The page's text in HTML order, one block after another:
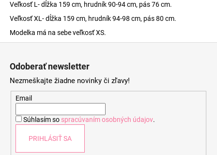
Veľkosť L- dĺžka 159 cm, hrudník 90-94 cm, pás 76 cm.
Veľkosť XL- dĺžka 159 cm, hrudník 94-98 cm, pás 80 cm.
Modelka má na sebe veľkosť XS.
Odoberať newsletter
Nezmeškajte žiadne novinky či zľavy!
Email
Súhlasím so spracúvaním osobných údajov.
PRIHLÁSIŤ SA